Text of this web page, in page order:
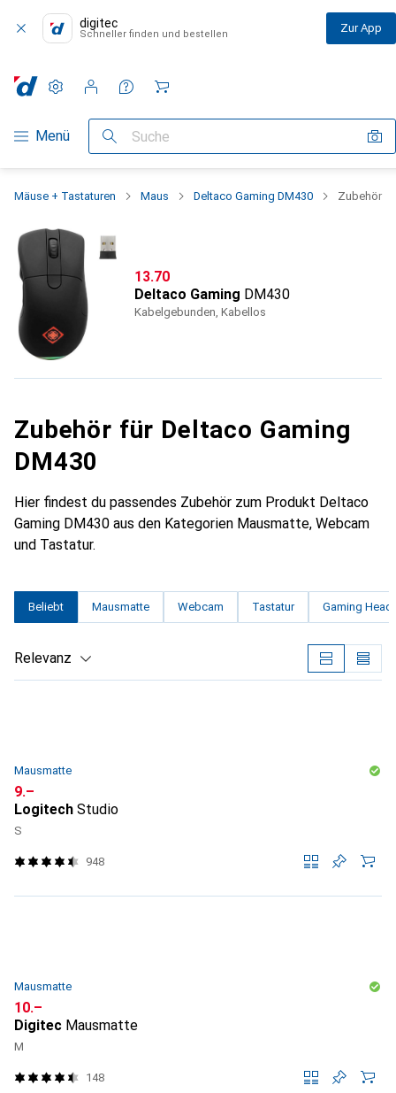
digitec
Schneller finden und bestellen Zur App
Navigation nach Kategorien
Menü Suche
Einstellungen
Kundenkonto
Vergleichslisten
Merklisten
Warenkorb
Mäuse + Tastaturen Maus Deltaco Gaming DM430 Zubehör
CHF
13.70
Deltaco Gaming DM430
Kabelgebunden, Kabellos
Zubehör für Deltaco Gaming
DM430
Hier findest du passendes Zubehör zum Produkt Deltaco
Gaming DM430 aus den Kategorien Mausmatte, Webcam
und Tastatur.
Beliebt Mausmatte Webcam Tastatur Gaming
Relevanz
Mausmatte
CHF
9.–
Logitech Studio
S
948
Mausmatte
CHF
10.–
Digitec Mausmatte
M
148